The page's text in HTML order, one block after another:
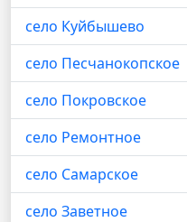
село Куйбышево
село Песчанокопское
село Покровское
село Ремонтное
село Самарское
село Заветное